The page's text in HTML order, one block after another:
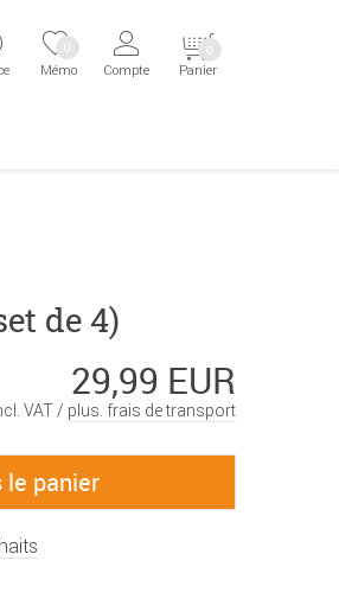
Mémo
0
Compte Panier
0
de 4)
29,99 EUR
VAT / plus. frais de transport